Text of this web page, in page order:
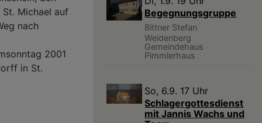
Michael auf
nach
2001
in St.
Begegnungsgruppe
Bittner Stefan
Weidenberg
Gemeindehaus
Pimmlerhaus
So, 6.9. 17 Uhr
Schlagergottesdienst
mit Jannis Wachs und